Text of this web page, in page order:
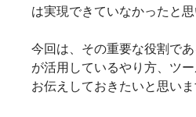
は実現できていなかったと思
今回は、その重要な役割で
が活用しているやり方、ツ
お伝えしておきたいと思いま